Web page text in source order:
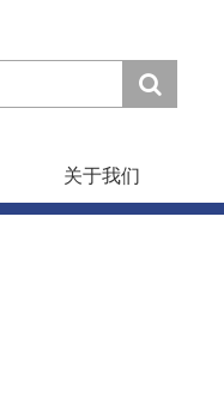
关于我们